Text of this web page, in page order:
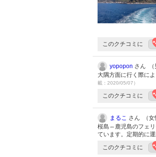
このクチコミに
yopopon さん （
大隅方面に行く際に
載：2020/05/07）
このクチコミに
まるこ さん （女
桜島⇔鹿児島のフェリ
ています。定期的に
このクチコミに